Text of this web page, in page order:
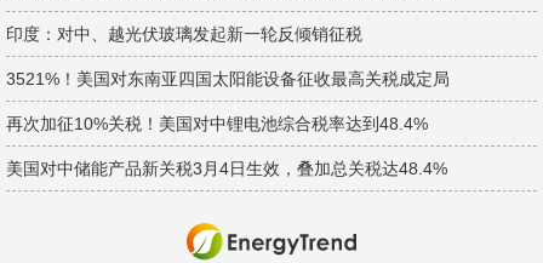
印度：对中、越光伏玻璃发起新一轮反倾销征税
3521%！美国对东南亚四国太阳能设备征收最高关税成定局
再次加征10%关税！美国对中锂电池综合税率达到48.4%
美国对中储能产品新关税3月4日生效，叠加总关税达48.4%